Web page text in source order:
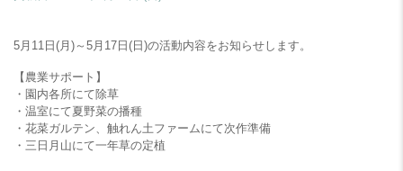
5月11日(月)～5月17日(日)の活動内容をお知らせします。
【農業サポート】
・園内各所にて除草
・温室にて夏野菜の播種
・花菜ガルテン、触れん土ファームにて次作準備
・三日月山にて一年草の定植